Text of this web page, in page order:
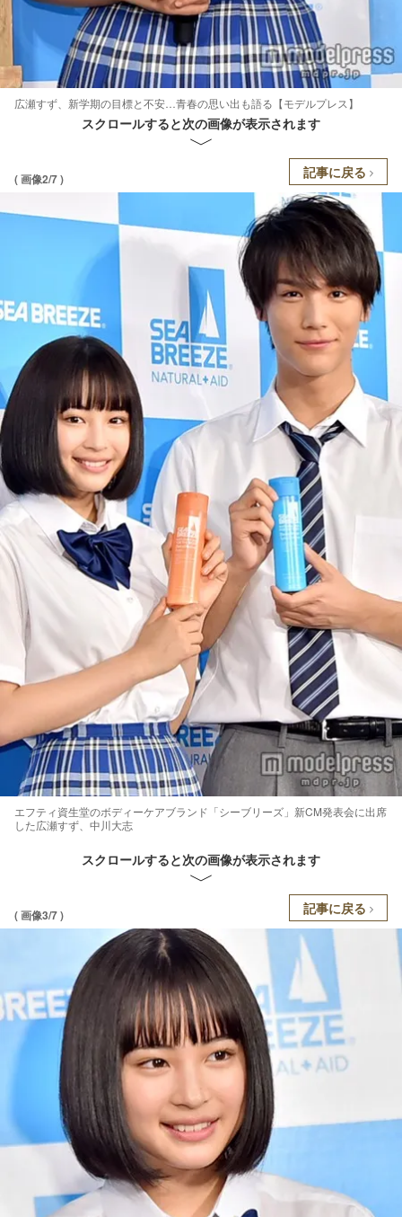
広瀬すず、新学期の目標と不安…青春の思い出も語る【モデルプレス】
スクロールすると次の画像が表示されます
( 画像2/7 ) 記事に戻る
エフティ資生堂のボディーケアブランド「シーブリーズ」新CM発表会に出席
した広瀬すず、中川大志
スクロールすると次の画像が表示されます
( 画像3/7 ) 記事に戻る